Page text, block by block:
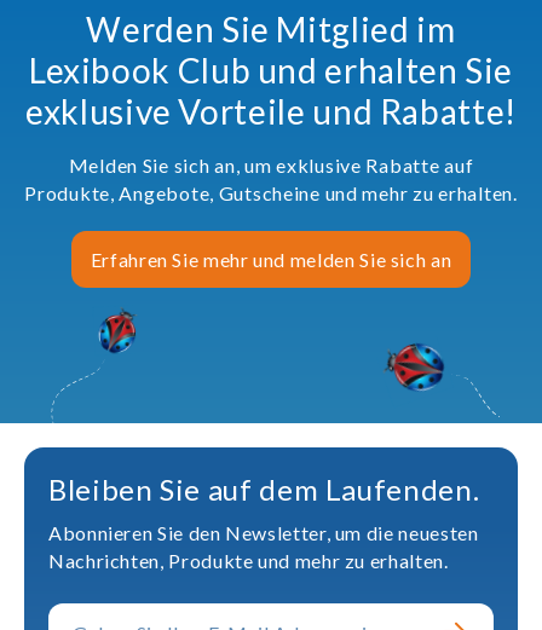
Werden Sie Mitglied im
Lexibook Club und erhalten Sie
exklusive Vorteile und Rabatte!
Melden Sie sich an, um exklusive Rabatte auf
Produkte, Angebote, Gutscheine und mehr zu erhalten.
Erfahren Sie mehr und melden Sie sich an
Bleiben Sie auf dem Laufenden.
Abonnieren Sie den Newsletter, um die neuesten
Nachrichten, Produkte und mehr zu erhalten.